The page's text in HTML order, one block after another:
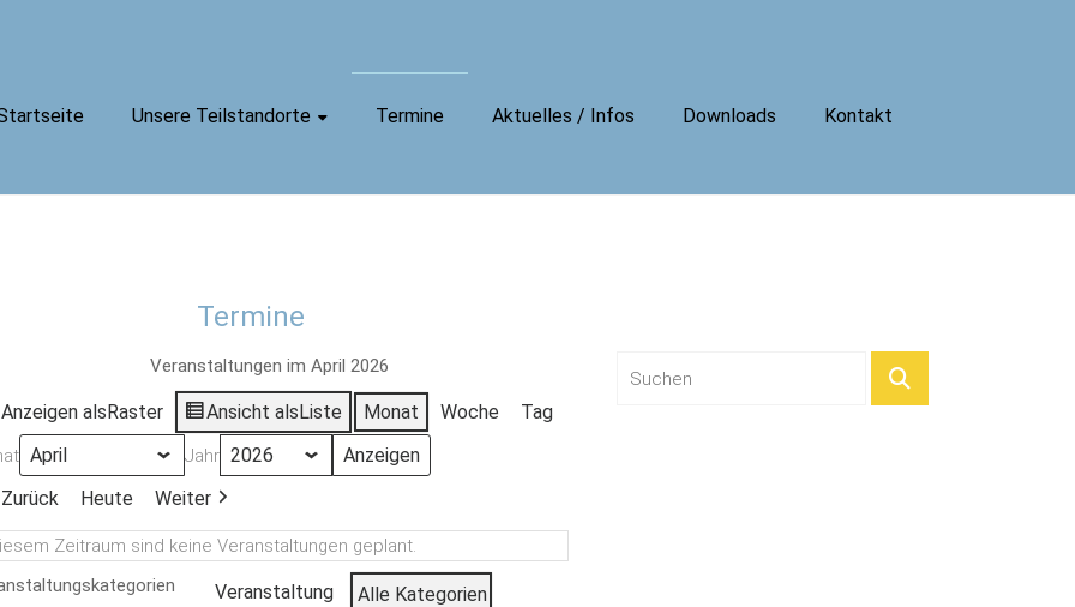
Unsere Teilstandorte Termine Aktuelles / Infos Downloads Kontakt
Termine
Veranstaltungen im April 2026
Anzeigen alsRaster Ansicht alsListe Monat Woche Tag
Jahr
Zurück Heute Weiter
Zeitraum sind keine Veranstaltungen geplant.
Veranstaltung Alle Kategorien